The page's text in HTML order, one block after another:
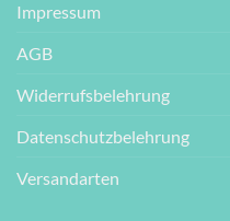
Impressum
AGB
Widerrufsbelehrung
Datenschutzbelehrung
Versandarten